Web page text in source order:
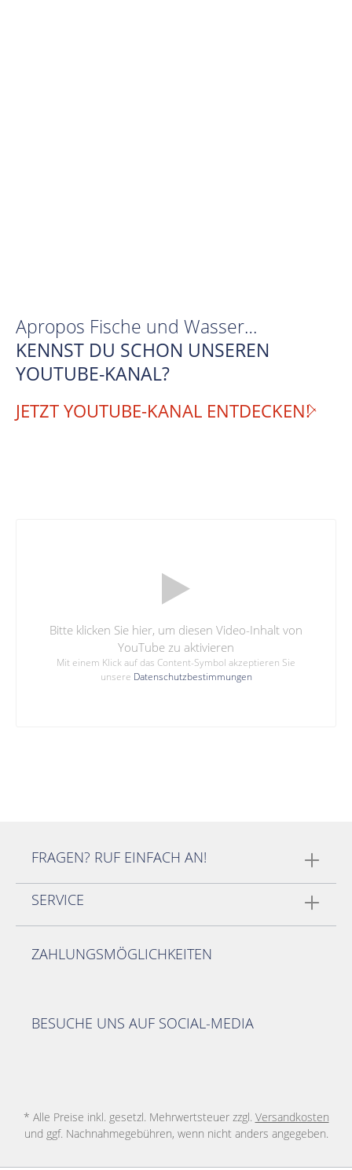
Apropos Fische und Wasser…
KENNST DU SCHON UNSEREN
YOUTUBE-KANAL?
JETZT YOUTUBE-KANAL ENTDECKEN!
Bitte klicken Sie hier, um diesen Video-Inhalt von
YouTube zu aktivieren
Mit einem Klick auf das Content-Symbol akzeptieren Sie
unsere Datenschutzbestimmungen
FRAGEN? RUF EINFACH AN!
SERVICE
ZAHLUNGSMÖGLICHKEITEN
BESUCHE UNS AUF SOCIAL-MEDIA
* Alle Preise inkl. gesetzl. Mehrwertsteuer zzgl. Versandkosten
und ggf. Nachnahmegebühren, wenn nicht anders angegeben.